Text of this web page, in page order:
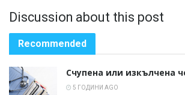
Discussion about this post
Recommended
Счупена или изкълчена
5 ГОДИНИ AGO